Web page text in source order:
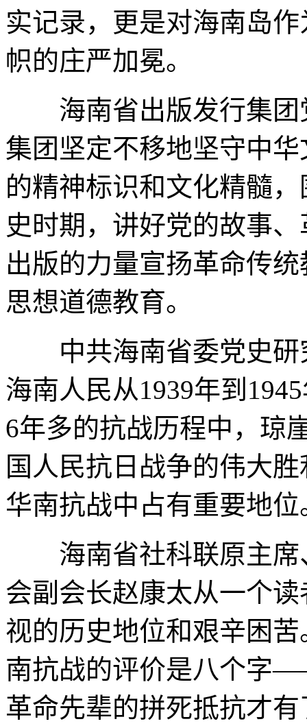
实记录，更是对海南岛
帜的庄严加冕。
海南省出版发行集团
集团坚定不移地坚守中
的精神标识和文化精髓
史时期，讲好党的故事
出版的力量宣扬革命传
思想道德教育。
中共海南省委党史研
海南人民从1939年到
6年多的抗战历程中，琼
国人民抗日战争的伟大
华南抗战中占有重要地位
海南省社科联原主席
会副会长赵康太从一个
视的历史地位和艰辛困
南抗战的评价是八个字
革命先辈的拼死抵抗才